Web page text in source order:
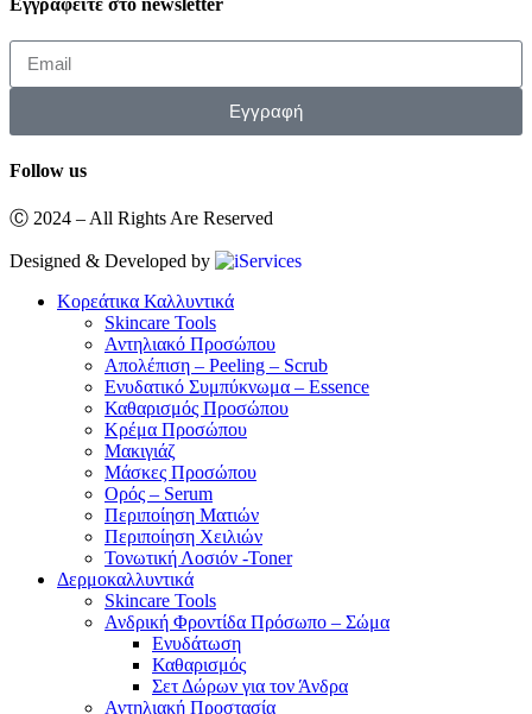
Εγγραφή
Follow us
Ⓒ 2024 – All Rights Are Reserved
Designed & Developed by
Κορεάτικα Καλλυντικά
Skincare Tools
Αντηλιακό Προσώπου
Απολέπιση – Peeling – Scrub
Ενυδατικό Συμπύκνωμα – Essence
Καθαρισμός Προσώπου
Κρέμα Προσώπου
Μακιγιάζ
Μάσκες Προσώπου
Ορός – Serum
Περιποίηση Ματιών
Περιποίηση Χειλιών
Τονωτική Λοσιόν -Toner
Δερμοκαλλυντικά
Skincare Tools
Ανδρική Φροντίδα Πρόσωπο – Σώμα
Ενυδάτωση
Καθαρισμός
Σετ Δώρων για τον Άνδρα
Αντηλιακή Προστασία